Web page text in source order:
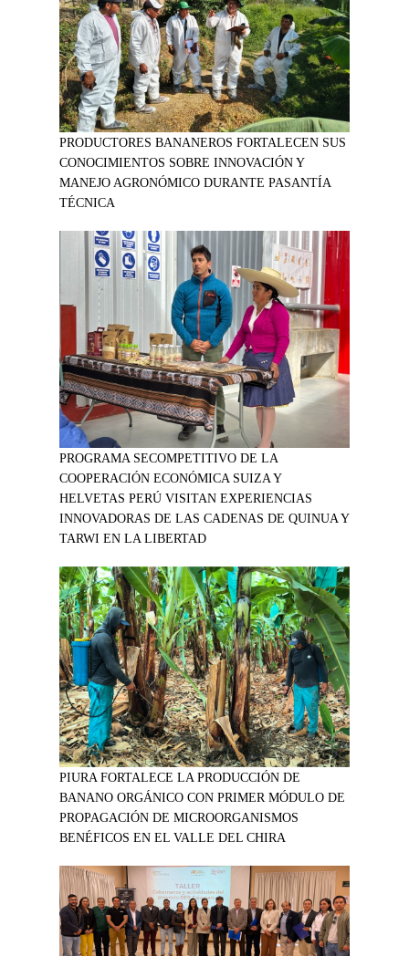
PRODUCTORES BANANEROS FORTALECEN SUS
CONOCIMIENTOS SOBRE INNOVACIÓN Y
MANEJO AGRONÓMICO DURANTE PASANTÍA
TÉCNICA
PROGRAMA SECOMPETITIVO DE LA
COOPERACIÓN ECONÓMICA SUIZA Y
HELVETAS PERÚ VISITAN EXPERIENCIAS
INNOVADORAS DE LAS CADENAS DE QUINUA Y
TARWI EN LA LIBERTAD
PIURA FORTALECE LA PRODUCCIÓN DE
BANANO ORGÁNICO CON PRIMER MÓDULO DE
PROPAGACIÓN DE MICROORGANISMOS
BENÉFICOS EN EL VALLE DEL CHIRA